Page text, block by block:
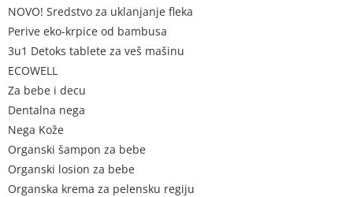
NOVO! Sredstvo za uklanjanje fleka
Perive eko-krpice od bambusa
3u1 Detoks tablete za veš mašinu
ECOWELL
Za bebe i decu
Dentalna nega
Nega Kože
Organski šampon za bebe
Organski losion za bebe
Organska krema za pelensku regiju